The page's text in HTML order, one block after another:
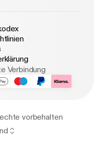
Verbindung
vorbehalten